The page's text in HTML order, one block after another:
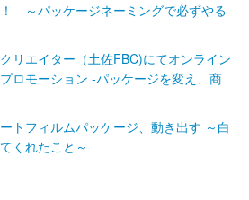
～パッケージネーミングで必ずやる
リエイター（土佐FBC)にてオンライン
ロモーション ‐パッケージを変え、商
トフィルムパッケージ、動き出す ～白
くれたこと～